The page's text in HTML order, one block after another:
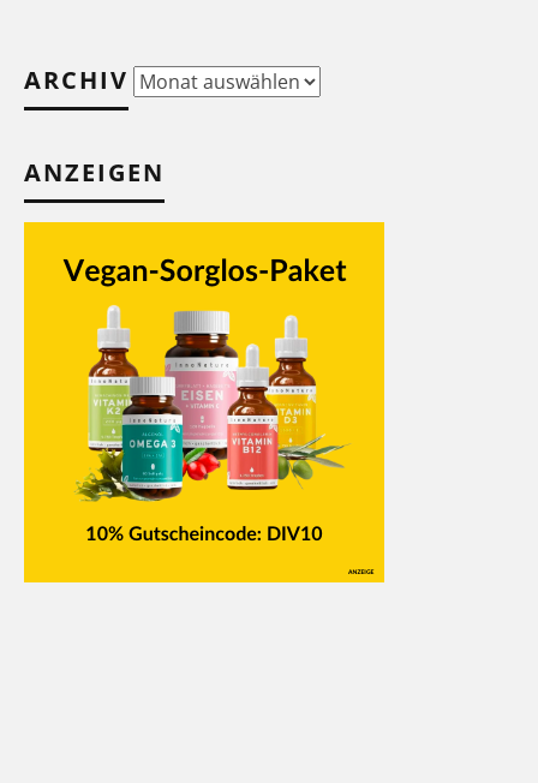
ARCHIV Archiv
ANZEIGEN